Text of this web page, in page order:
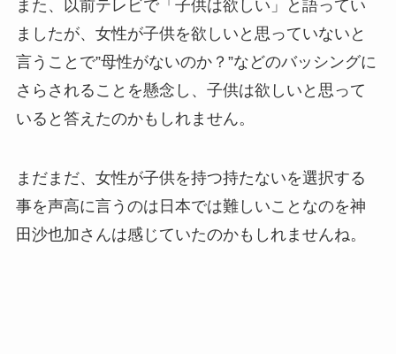
また、以前テレビで「子供は欲しい」と語ってい
ましたが、女性が子供を欲しいと思っていないと
言うことで”母性がないのか？”などのバッシングに
さらされることを懸念し、子供は欲しいと思って
いると答えたのかもしれません。
まだまだ、女性が子供を持つ持たないを選択する
事を声高に言うのは日本では難しいことなのを神
田沙也加さんは感じていたのかもしれませんね。